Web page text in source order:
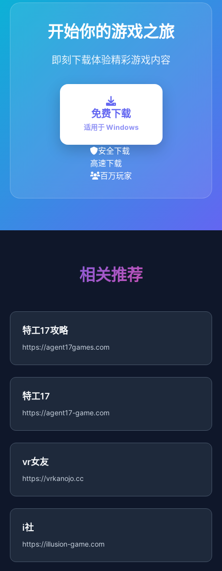
开始你的游戏之旅
即刻下载体验精彩游戏内容
免费下载
适用于 Windows
安全下载
高速下载
百万玩家
相关推荐
特工17攻略
https://agent17games.com
特工17
https://agent17-game.com
vr女友
https://vrkanojo.cc
i社
https://illusion-game.com